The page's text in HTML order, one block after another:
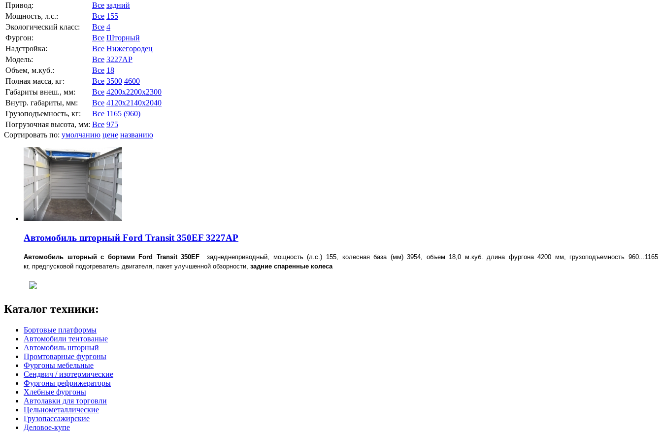
Привод:
Все задний
Мощность, л.с.:
Все 155
Экологический класс:
Все 4
Фургон:
Все Шторный
Надстройка:
Все Нижегородец
Модель:
Все 3227АР
Объем, м.куб.:
Все 18
Полная масса, кг:
Все 3500 4600
Габариты внеш., мм:
Все 4200x2200x2300
Внутр. габариты, мм:
Все 4120x2140x2040
Грузоподъемность, кг:
Все 1165 (960)
Погрузочная высота, мм: Все 975
Сортировать по: умолчанию цене названию
Автомобиль шторный Ford Transit 350EF 3227АР
Автомобиль шторный с бортами Ford Transit 350EFзаднеднеприводный, мощность (л.с.) 155, колесная база (мм) 3954, объем 18,0 м.куб. длина фургона 4200 мм, грузоподъемность 960...1165
кг, предпусковой подогреватель двигателя, пакет улучшенной обзорности, задние спаренные колеса
Каталог техники:
Бортовые платформы
Автомобили тентованые
Автомобиль шторный
Промтоварные фургоны
Фургоны мебельные
Сендвич / изотермические
Фургоны рефрижераторы
Хлебные фургоны
Автолавки для торговли
Цельнометаллические
Грузопассажирские
Деловое-купе